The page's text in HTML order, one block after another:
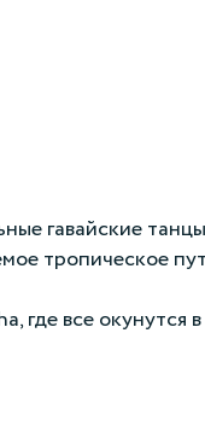
гавайские
тропическое
где все окунутся